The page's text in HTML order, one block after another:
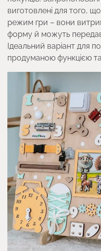
виготовлені для того,
режим гри – вони
форму й можуть
Ідеальний варіант для
продуманою функцією